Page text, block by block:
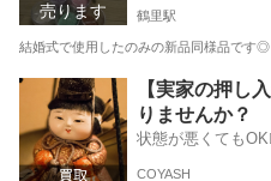
売ります 鶴里駅
結婚式で使用したのみの新品同様品です
愛知 名古屋市 鶴里駅 その
【実家の押し
りませんか？
状態が悪くても
COYASH